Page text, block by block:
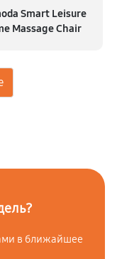
Smart Leisure
Massage Chair
в ближайшее